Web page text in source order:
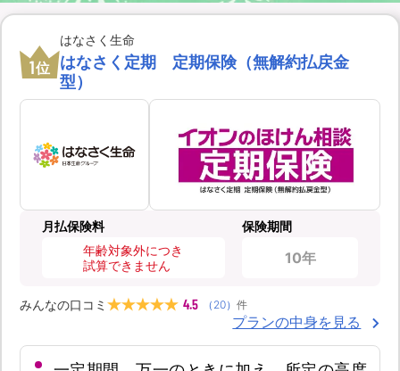
1位
はなさく生命
はなさく定期 定期保険（無解約払戻金
型）
月払保険料
年齢対象外につき
試算できません
保険期間
10年
みんなの口コミ 4.5 （ 20） 件
プランの中身を見る